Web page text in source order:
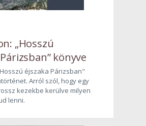
„Hosszú
könyve
éjszaka Párizsban"
Arról szól, hogy egy
kezekbe kerülve milyen
lenni.